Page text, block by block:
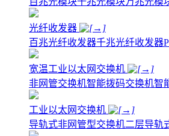
光纤收发器
百兆光纤收发器千兆光纤收发器
宽温工业以太网交换机
非网管交换机智能拨码交换机智
工业以太网交换机
导轨式非网管型交换机二层导轨